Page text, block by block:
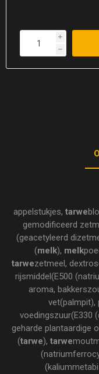
i
h
appelstukjes, tarwe
gemodificeerd
(geacetyleerd
(melk), melk
tarwezetmeel,
rijsmiddel(E500
aroma,
vet(palmpit),
voedingszuur(E330
geharde plantaardige
(tarwe), tarwe
(kaliummetabi